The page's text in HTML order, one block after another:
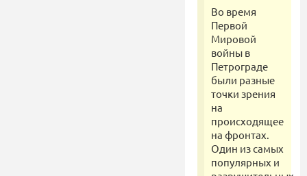
Во время
Первой
Мировой
войны в
Петрограде
были разные
точки зрения
на
происходящее
на фронтах.
Один из самых
популярных и